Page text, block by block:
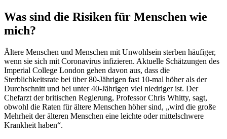
Was sind die Risiken für Menschen wie
mich?
Ältere Menschen und Menschen mit Unwohlsein sterben häufiger,
wenn sie sich mit Coronavirus infizieren. Aktuelle Schätzungen des
Imperial College London gehen davon aus, dass die
Sterblichkeitsrate bei über 80-Jährigen fast 10-mal höher als der
Durchschnitt und bei unter 40-Jährigen viel niedriger ist. Der
Chefarzt der britischen Regierung, Professor Chris Whitty, sagt,
obwohl die Raten für ältere Menschen höher sind, „wird die große
Mehrheit der älteren Menschen eine leichte oder mittelschwere
Krankheit haben“.